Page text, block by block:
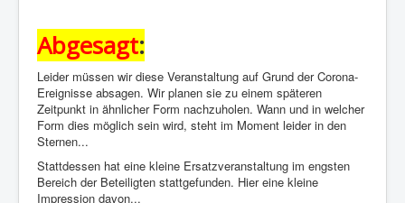
Abgesagt:
Leider müssen wir diese Veranstaltung auf Grund der Corona-
Ereignisse absagen. Wir planen sie zu einem späteren
Zeitpunkt in ähnlicher Form nachzuholen. Wann und in welcher
Form dies möglich sein wird, steht im Moment leider in den
Sternen...
Stattdessen hat eine kleine Ersatzveranstaltung im engsten
Bereich der Beteiligten stattgefunden. Hier eine kleine
Impression davon...